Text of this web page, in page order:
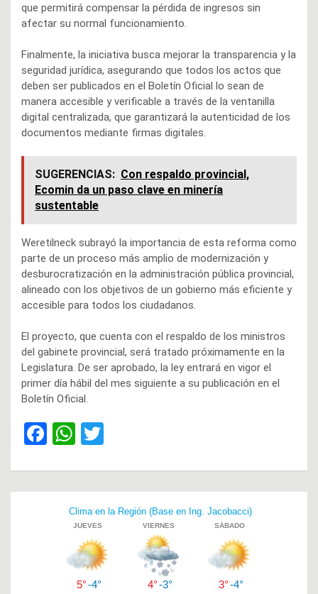
que permitirá compensar la pérdida de ingresos sin
afectar su normal funcionamiento.
Finalmente, la iniciativa busca mejorar la transparencia y la
seguridad jurídica, asegurando que todos los actos que
deben ser publicados en el Boletín Oficial lo sean de
manera accesible y verificable a través de la ventanilla
digital centralizada, que garantizará la autenticidad de los
documentos mediante firmas digitales.
SUGERENCIAS: Con respaldo provincial,
Ecomin da un paso clave en minería
sustentable
Weretilneck subrayó la importancia de esta reforma como
parte de un proceso más amplio de modernización y
desburocratización en la administración pública provincial,
alineado con los objetivos de un gobierno más eficiente y
accesible para todos los ciudadanos.
El proyecto, que cuenta con el respaldo de los ministros
del gabinete provincial, será tratado próximamente en la
Legislatura. De ser aprobado, la ley entrará en vigor el
primer día hábil del mes siguiente a su publicación en el
Boletín Oficial.
F
ce
W
at
s
A
p
p
tt
er
entradas